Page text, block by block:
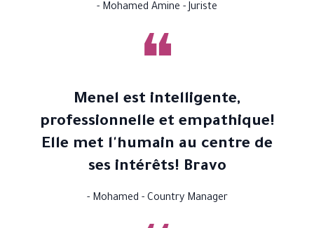
- Mohamed Amine - Juriste
❝
Menel est intelligente,
professionnelle et empathique!
Elle met l'humain au centre de
ses intérêts! Bravo
- Mohamed - Country Manager